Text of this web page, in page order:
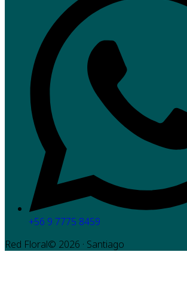
+56 9 7775 8459
Red Floral© 2026 · Santiago